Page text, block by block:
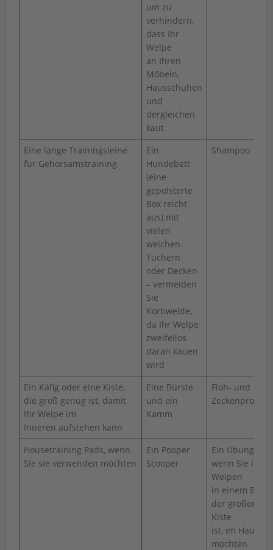
um zu
verhindern,
dass Ihr
Welpe
an Ihren
Möbeln,
Hausschuhen
und
dergleichen
kaut
Eine lange Trainingsleine
für Gehorsamstraining
Ein
Hundebett
(eine
gepolsterte
Box reicht
aus) mit
vielen
weichen
Tüchern
oder Decken
– vermeiden
Sie
Korbweide,
da Ihr Welpe
zweifellos
daran kauen
wird
Shampoo
Ein Käfig oder eine Kiste,
die groß genug ist, damit
Ihr Welpe im
Inneren aufstehen kann
Eine Bürste
und ein
Kamm
Floh- und
Housetraining Pads, wenn
Sie sie verwenden möchten
Ein Pooper
Scooper
Ein
wenn Sie Ihren
Welpen
in einem
der größer als
Kiste
ist, im Haus
möchten